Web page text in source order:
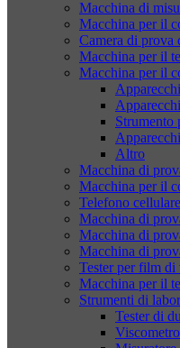
Macchina di
Macchina per il
Camera di prova
Macchina per il
Macchina per il
Strumento
Altro
Macchina di
Macchina per il
Telefono
Macchina di
Macchina di
Macchina di
Tester per film di
Macchina per il
Strumenti di
Tester di
Viscometro